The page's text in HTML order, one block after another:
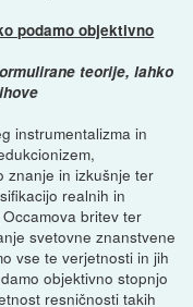
podamo objektivno
teorije, lahko
instrumentalizma in
znanje in izkušnje ter
realnih in
britev ter
svetovne znanstvene
vse te verjetnosti in jih
objektivno stopnjo
resničnosti takih